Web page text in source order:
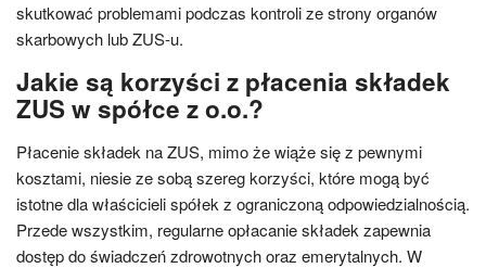
skutkować problemami podczas kontroli ze strony organów
skarbowych lub ZUS-u.
Jakie są korzyści z płacenia składek
ZUS w spółce z o.o.?
Płacenie składek na ZUS, mimo że wiąże się z pewnymi
kosztami, niesie ze sobą szereg korzyści, które mogą być
istotne dla właścicieli spółek z ograniczoną odpowiedzialnością.
Przede wszystkim, regularne opłacanie składek zapewnia
dostęp do świadczeń zdrowotnych oraz emerytalnych. W